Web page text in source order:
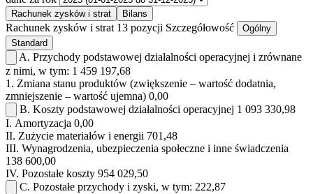
Rachunek zysków i strat Bilans
Rachunek zysków i strat 13 pozycji Szczegółowość
Ogólny
Standard
A. Przychody podstawowej działalności operacyjnej i zrównane
z nimi, w tym: 1 459 197,68
1. Zmiana stanu produktów (zwiększenie – wartość dodatnia,
zmniejszenie – wartość ujemna) 0,00
B. Koszty podstawowej działalności operacyjnej 1 093 330,98
I. Amortyzacja 0,00
II. Zużycie materiałów i energii 701,48
III. Wynagrodzenia, ubezpieczenia społeczne i inne świadczenia
138 600,00
IV. Pozostałe koszty 954 029,50
C. Pozostałe przychody i zyski, w tym: 222,87